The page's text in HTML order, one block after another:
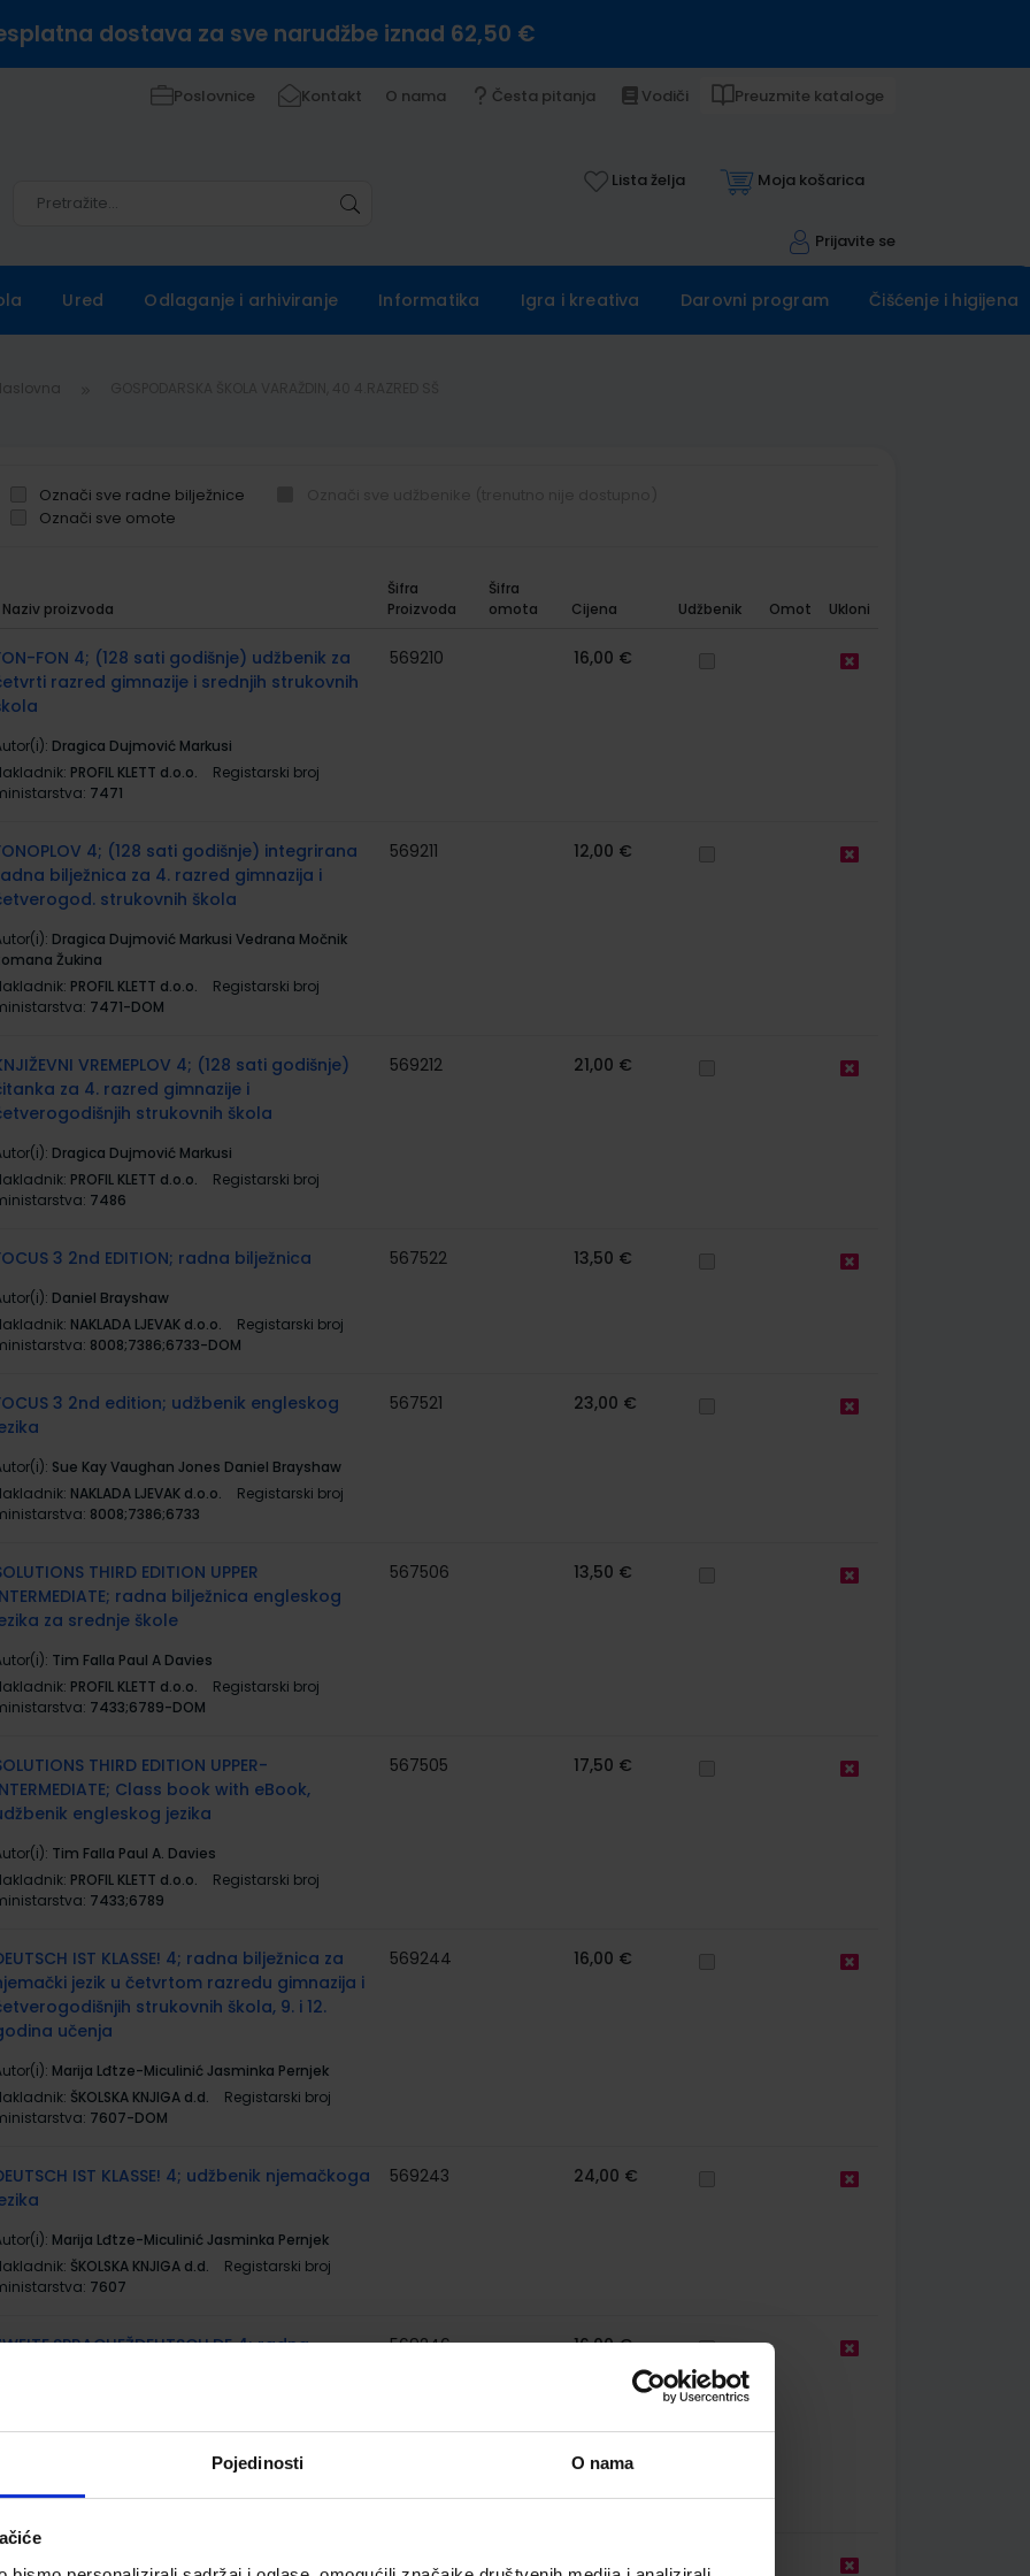
Pojedinosti O nama
dostava za sve narudžbe iznad 62,50 €
Poslovnice Kontakt O nama Česta pitanja Vodiči Preuzmite kataloge
Lista želja Moja košarica
Prijavite se
Ured Odlaganje i arhiviranje Informatika Igra i kreativa Darovni program Čišćenje i higijena
Označi sve radne bilježnice
Označi sve omote
Naziv proizvoda
Šifra
Proizvoda
Šifra
omota
Cijena Udžbenik Omot Ukloni
FON 4; (128 sati godišnje) udžbenik za
razred gimnazije i srednjih strukovnih
Dragica Dujmović Markusi
PROFIL KLETT d.o.o.
Registarski broj
7471
569210 16,00 €
4; (128 sati godišnje) integrirana
bilježnica za 4. razred gimnazija i
strukovnih škola
Dragica Dujmović Markusi Vedrana Močnik
Žukina
PROFIL KLETT d.o.o.
Registarski broj
7471-DOM
569211 12,00 €
VREMEPLOV 4; (128 sati godišnje)
za 4. razred gimnazije i
strukovnih škola
Dragica Dujmović Markusi
PROFIL KLETT d.o.o.
Registarski broj
7486
569212 21,00 €
3 2nd EDITION; radna bilježnica
Daniel Brayshaw
NAKLADA LJEVAK d.o.o.
Registarski broj
8008;7386;6733-DOM
567522 13,50 €
3 2nd edition; udžbenik engleskog
Sue Kay Vaughan Jones Daniel Brayshaw
NAKLADA LJEVAK d.o.o.
Registarski broj
8008;7386;6733
567521 23,00 €
THIRD EDITION UPPER
radna bilježnica engleskog
za srednje škole
Tim Falla Paul A Davies
PROFIL KLETT d.o.o.
Registarski broj
7433;6789-DOM
567506 13,50 €
THIRD EDITION UPPER-
Class book with eBook,
engleskog jezika
Tim Falla Paul A. Davies
PROFIL KLETT d.o.o.
Registarski broj
7433;6789
567505 17,50 €
IST KLASSE! 4; radna bilježnica za
jezik u četvrtom razredu gimnazija i
strukovnih škola, 9. i 12.
učenja
Marija Lđtze-Miculinić Jasminka Pernjek
ŠKOLSKA KNJIGA d.d.
Registarski broj
7607-DOM
569244 16,00 €
IST KLASSE! 4; udžbenik njemačkoga
Marija Lđtze-Miculinić Jasminka Pernjek
ŠKOLSKA KNJIGA d.d.
Registarski broj
7607
569243 24,00 €
4; radna
Irena Horvatić Bilić Irena Lasić
7701-DOM
569246 16,00 €
4; udžbenik u
569245 24,00 €